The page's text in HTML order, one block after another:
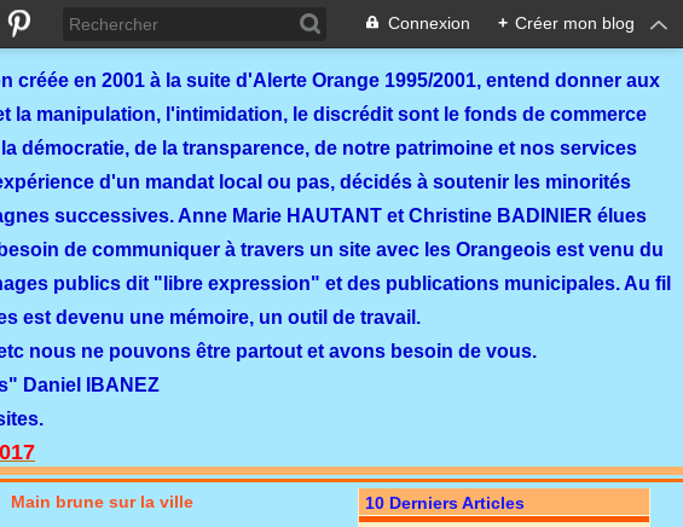
Connexion + Créer mon blog
créée en 2001 à la suite d'Alerte Orange 1995/2001, entend donner aux
manipulation, l'intimidation, le discrédit sont le fonds de commerce
démocratie, de la transparence, de notre patrimoine et nos services
d'un mandat local ou pas, décidés à soutenir les minorités
successives. Anne Marie HAUTANT et Christine BADINIER élues
de communiquer à travers un site avec les Orangeois est venu du
publics dit "libre expression" et des publications municipales. Au fil
est devenu une mémoire, un outil de travail.
nous ne pouvons être partout et avons besoin de vous.
Daniel IBANEZ
Main brune sur la ville 10 Derniers Articles